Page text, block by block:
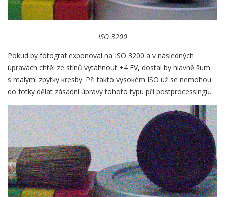
ISO 3200
Pokud by fotograf exponoval na ISO 3200 a v následných
úpravách chtěl ze stínů vytáhnout +4 EV, dostal by hlavně šum
s malými zbytky kresby. Při takto vysokém ISO už se nemohou
do fotky dělat zásadní úpravy tohoto typu při postprocessingu.